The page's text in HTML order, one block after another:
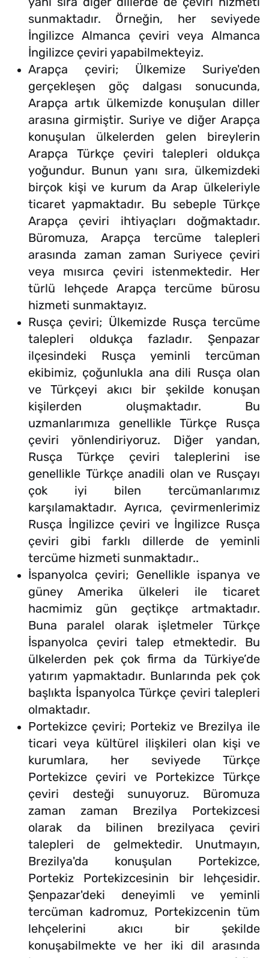
sunmaktadır. Örneğin, her seviyede
İngilizce Almanca çeviri veya Almanca
İngilizce çeviri yapabilmekteyiz.
Arapça çeviri; Ülkemize Suriye'den
gerçekleşen göç dalgası sonucunda,
Arapça artık ülkemizde konuşulan diller
arasına girmiştir. Suriye ve diğer Arapça
konuşulan ülkelerden gelen bireylerin
Arapça Türkçe çeviri talepleri oldukça
yoğundur. Bunun yanı sıra, ülkemizdeki
birçok kişi ve kurum da Arap ülkeleriyle
ticaret yapmaktadır. Bu sebeple Türkçe
Arapça çeviri ihtiyaçları doğmaktadır.
Büromuza, Arapça tercüme talepleri
arasında zaman zaman Suriyece çeviri
veya mısırca çeviri istenmektedir. Her
türlü lehçede Arapça tercüme bürosu
hizmeti sunmaktayız.
Rusça çeviri; Ülkemizde Rusça tercüme
talepleri oldukça fazladır. Şenpazar
ilçesindeki Rusça yeminli tercüman
ekibimiz, çoğunlukla ana dili Rusça olan
ve Türkçeyi akıcı bir şekilde konuşan
kişilerden oluşmaktadır. Bu
uzmanlarımıza genellikle Türkçe Rusça
çeviri yönlendiriyoruz. Diğer yandan,
Rusça Türkçe çeviri taleplerini ise
genellikle Türkçe anadili olan ve Rusçayı
çok iyi bilen tercümanlarımız
karşılamaktadır. Ayrıca, çevirmenlerimiz
Rusça İngilizce çeviri ve İngilizce Rusça
çeviri gibi farklı dillerde de yeminli
tercüme hizmeti sunmaktadır..
İspanyolca çeviri; Genellikle ispanya ve
güney Amerika ülkeleri ile ticaret
hacmimiz gün geçtikçe artmaktadır.
Buna paralel olarak işletmeler Türkçe
İspanyolca çeviri talep etmektedir. Bu
ülkelerden pek çok firma da Türkiye’de
yatırım yapmaktadır. Bunlarında pek çok
başlıkta İspanyolca Türkçe çeviri talepleri
olmaktadır.
Portekizce çeviri; Portekiz ve Brezilya ile
ticari veya kültürel ilişkileri olan kişi ve
kurumlara, her seviyede Türkçe
Portekizce çeviri ve Portekizce Türkçe
çeviri desteği sunuyoruz. Büromuza
zaman zaman Brezilya Portekizcesi
olarak da bilinen brezilyaca çeviri
talepleri de gelmektedir. Unutmayın,
Brezilya'da konuşulan Portekizce,
Portekiz Portekizcesinin bir lehçesidir.
Şenpazar'deki deneyimli ve yeminli
tercüman kadromuz, Portekizcenin tüm
lehçelerini akıcı bir şekilde
konuşabilmekte ve her iki dil arasında